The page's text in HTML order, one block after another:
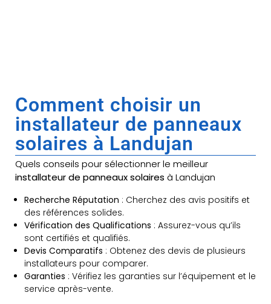
Comment choisir un
installateur de panneaux
solaires à Landujan
Quels conseils pour sélectionner le meilleur
installateur de panneaux solaires à Landujan
Recherche Réputation : Cherchez des avis positifs et
des références solides.
Vérification des Qualifications : Assurez-vous qu’ils
sont certifiés et qualifiés.
Devis Comparatifs : Obtenez des devis de plusieurs
installateurs pour comparer.
Garanties : Vérifiez les garanties sur l’équipement et le
service après-vente.